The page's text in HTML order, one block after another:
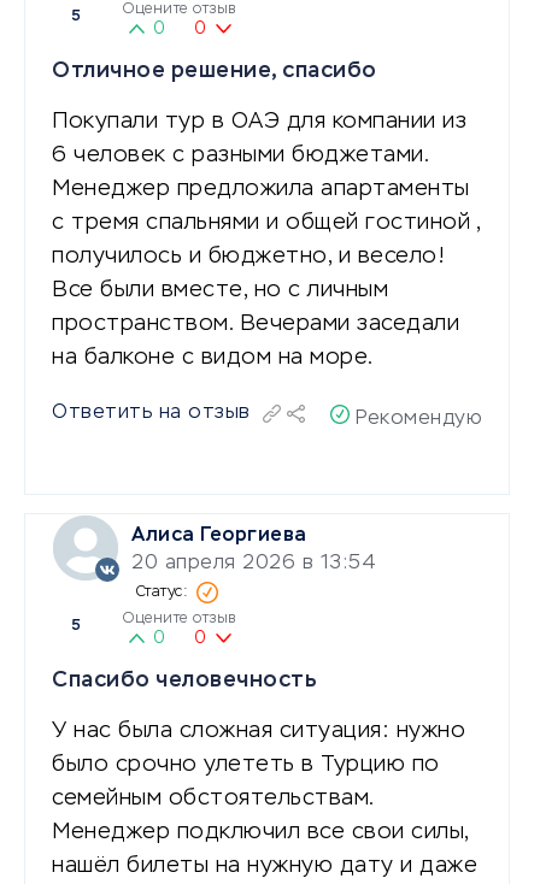
5 Оцените отзыв
0 0
Отличное решение, спасибо
Покупали тур в ОАЭ для компании из
6 человек с разными бюджетами.
Менеджер предложила апартаменты
с тремя спальнями и общей гостиной ,
получилось и бюджетно, и весело!
Все были вместе, но с личным
пространством. Вечерами заседали
на балконе с видом на море.
Ответить на отзыв Рекомендую
Алиса Георгиева
20 апреля 2026 в 13:54
5 Оцените отзыв
0 0
Спасибо человечность
У нас была сложная ситуация: нужно
было срочно улететь в Турцию по
семейным обстоятельствам.
Менеджер подключил все свои силы,
нашёл билеты на нужную дату и даже